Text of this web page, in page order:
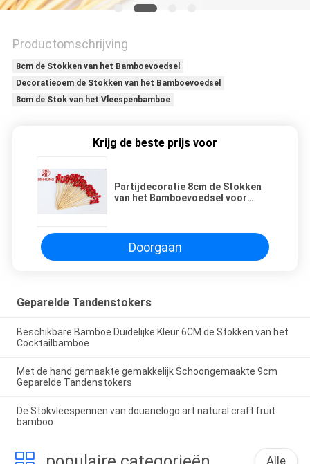
Productomschrijving
8cm de Stokken van het Bamboevoedsel
Decoratieoem de Stokken van het Bamboevoedsel
8cm de Stok van het Vleespenbamboe
Krijg de beste prijs voor
Partijdecoratie 8cm de Stokken
van het Bamboevoedsel voor
Doorgaan
Geparelde Tandenstokers
Beschikbare Bamboe Duidelijke Kleur 6CM de Stokken van het
Cocktailbamboe
Met de hand gemaakte gemakkelijk Schoongemaakte 9cm
Geparelde Tandenstokers
De Stokvleespennen van douanelogo art natural craft fruit
bamboo
Alle